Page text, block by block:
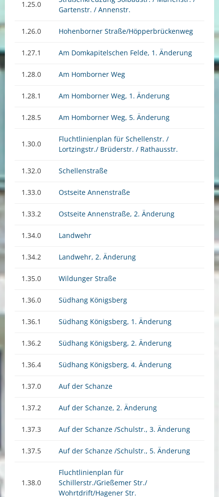
1.25.0
Gartenstr. / Annenstr.
1.26.0 Hohenborner Straße/Höpperbrückenweg
1.27.1 Am Domkapitelschen Felde, 1. Änderung
1.28.0 Am Homborner Weg
1.28.1 Am Homborner Weg, 1. Änderung
1.28.5 Am Homborner Weg, 5. Änderung
1.30.0
Fluchtlinienplan für Schellenstr. /
Lortzingstr./ Brüderstr. / Rathausstr.
1.32.0 Schellenstraße
1.33.0 Ostseite Annenstraße
1.33.2 Ostseite Annenstraße, 2. Änderung
1.34.0 Landwehr
1.34.2 Landwehr, 2. Änderung
1.35.0 Wildunger Straße
1.36.0 Südhang Königsberg
1.36.1 Südhang Königsberg, 1. Änderung
1.36.2 Südhang Königsberg, 2. Änderung
1.36.4 Südhang Königsberg, 4. Änderung
1.37.0 Auf der Schanze
1.37.2 Auf der Schanze, 2. Änderung
1.37.3 Auf der Schanze /Schulstr., 3. Änderung
1.37.5 Auf der Schanze /Schulstr., 5. Änderung
1.38.0
Fluchtlinienplan für
Schillerstr./Grießemer Str./
Wohrtdrift/Hagener Str.